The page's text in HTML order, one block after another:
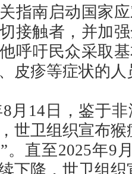
指南启动国家
接触者，并加
呼吁民众采取
皮疹等症状的
8月14日，鉴于
世卫组织宣布
。直至2025年9
下降，世卫组